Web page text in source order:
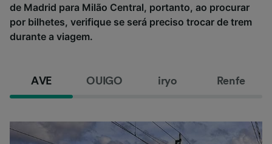
de Madrid para Milão Central, portanto, ao procurar
por bilhetes, verifique se será preciso trocar de trem
durante a viagem.
AVE OUIGO iryo Renfe